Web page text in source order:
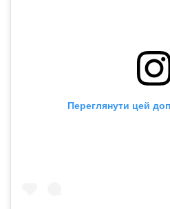
Переглянути цей